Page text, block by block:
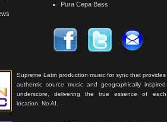
Supreme Latin production music for sync that provides
authentic source music and geographically inspired
underscore, delivering the true essence of each
location. No AI.
Pura Cepa Bass